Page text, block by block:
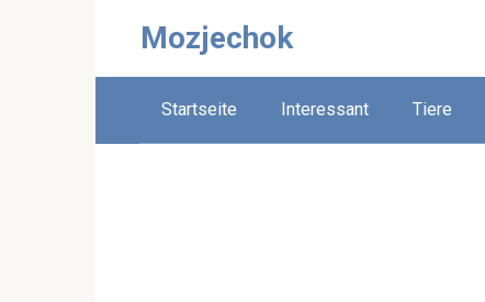
Mozjechok
Startseite Interessant Tiere